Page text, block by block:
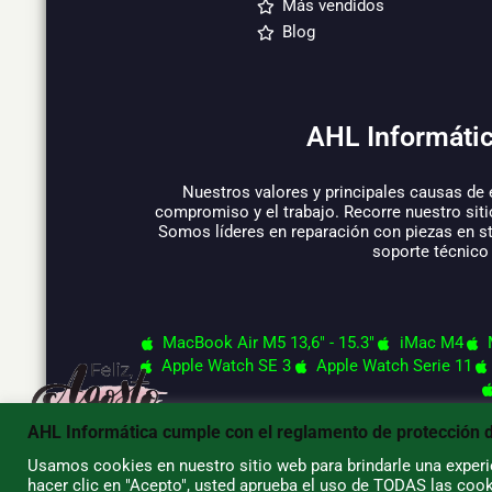
Más vendidos
Blog
AHL
Nuestros valores y principales causas
compromiso y el trabajo. Recorre nuestro
Somos líderes en reparación con piezas en
soporte técnico
MacBook Air M5 13,6" - 15.3" iMac M4
Apple Watch SE 3
Apple Watch Serie 11
© 2026 AHL Informática
AHL Informática cumple con el reglamento de protección
Usamos cookies en nuestro sitio web para brindarle una
hacer clic en "Acepto", usted aprueba el uso de TODAS las